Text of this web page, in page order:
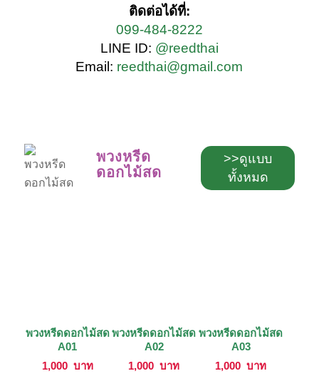
ติดต่อได้ที่:
099-484-8222
LINE ID: @reedthai
Email: reedthai@gmail.com
พวงหรีด
ดอกไม้สด
>>ดูแบบ
ทั้งหมด
พวงหรีดดอกไม้สด
A01
1,000 บาท
พวงหรีดดอกไม้สด
A02
1,000 บาท
พวงหรีดดอกไม้สด
A03
1,000 บาท